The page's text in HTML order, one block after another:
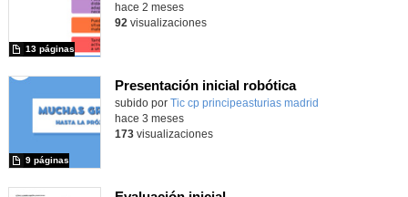
13 páginas
hace 2 meses
92 visualizaciones
Presentación inicial robótica
subido por Tic cp principeasturias madrid
9 páginas
hace 3 meses
173visualizaciones